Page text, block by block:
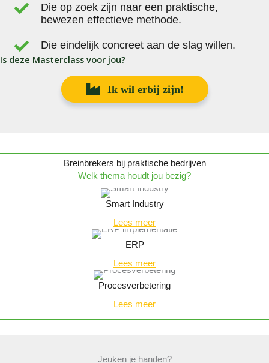
Die op zoek zijn naar een praktische,
bewezen effectieve methode.
Die eindelijk concreet aan de slag willen.
Is deze Masterclass voor jou?
Ik wil erbij zijn!
Breinbrekers bij praktische bedrijven
Welk thema houdt jou bezig?
Smart Industry
Lees meer
ERP
Lees meer
Procesverbetering
Lees meer
Jeuken je handen?